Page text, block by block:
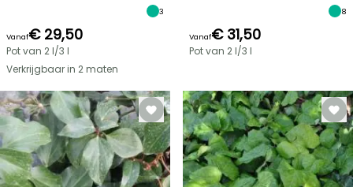
3
Vanaf€ 29,50
Pot van 2 l/3 l
Verkrijgbaar in 2 maten
8
Vanaf€ 31,50
Pot van 2 l/3 l